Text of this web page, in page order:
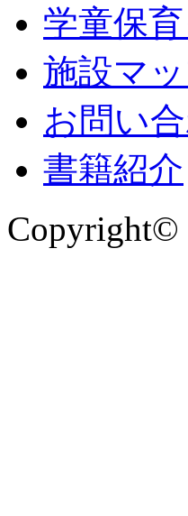
学童保
施設マ
お問い
書籍紹介
Copyright©